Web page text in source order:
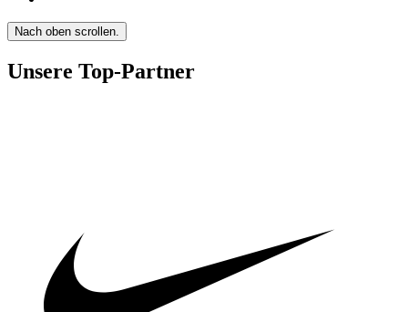
Nach oben scrollen.
Unsere Top-Partner